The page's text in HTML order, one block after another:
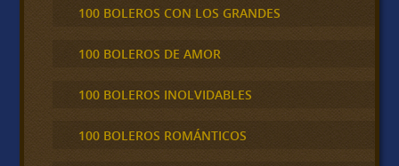
100 BOLEROS CON LOS GRANDES
100 BOLEROS DE AMOR
100 BOLEROS INOLVIDABLES
100 BOLEROS ROMÁNTICOS